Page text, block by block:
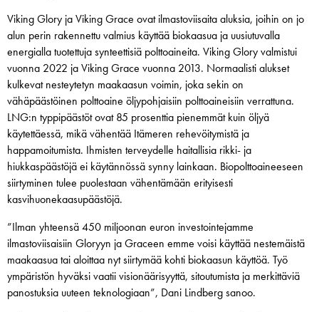
Viking Glory ja Viking Grace ovat ilmastoviisaita aluksia, joihin on jo
alun perin rakennettu valmius käyttää biokaasua ja uusiutuvalla
energialla tuotettuja synteettisiä polttoaineita. Viking Glory valmistui
vuonna 2022 ja Viking Grace vuonna 2013. Normaalisti alukset
kulkevat nesteytetyn maakaasun voimin, joka sekin on
vähäpäästöinen polttoaine öljypohjaisiin polttoaineisiin verrattuna.
LNG:n typpipäästöt ovat 85 prosenttia pienemmät kuin öljyä
käytettäessä, mikä vähentää Itämeren rehevöitymistä ja
happamoitumista. Ihmisten terveydelle haitallisia rikki- ja
hiukkaspäästöjä ei käytännössä synny lainkaan. Biopolttoaineeseen
siirtyminen tulee puolestaan vähentämään erityisesti
kasvihuonekaasupäästöjä.
”Ilman yhteensä 450 miljoonan euron investointejamme
ilmastoviisaisiin Gloryyn ja Graceen emme voisi käyttää nestemäistä
maakaasua tai aloittaa nyt siirtymää kohti biokaasun käyttöä. Työ
ympäristön hyväksi vaatii visionäärisyyttä, sitoutumista ja merkittäviä
panostuksia uuteen teknologiaan”, Dani Lindberg sanoo.